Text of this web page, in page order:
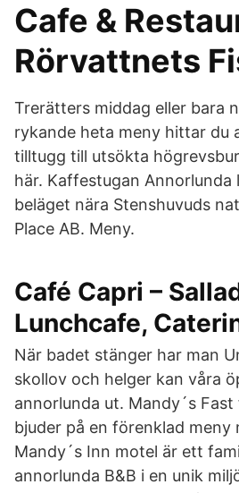
Cafe &
Rörvattnets
Trerätters middag eller bara
rykande heta meny hittar du
tilltugg till utsökta
här. Kaffestugan Annorlunda
beläget nära Stenshuvuds
Place AB. Meny.
Café Capri –
Lunchcafe,
När badet stänger har man
skollov och helger kan våra
annorlunda ut. Mandy´s
bjuder på en förenklad meny
Mandy´s Inn motel är ett
annorlunda B&B i en unik